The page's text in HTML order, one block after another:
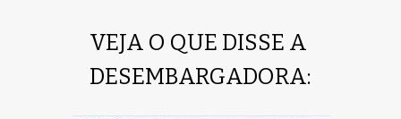
VEJA O QUE DISSE A
DESEMBARGADORA: